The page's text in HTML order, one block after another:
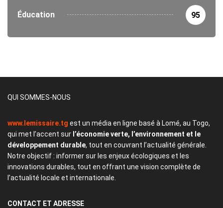
Éducation 95
QUI SOMMES-NOUS
www.lemissaire.tg est un média en ligne basé à Lomé, au Togo,
qui met l’accent sur l’économie verte, l’environnement et le
développement durable, tout en couvrant l’actualité générale.
Notre objectif : informer sur les enjeux écologiques et les
innovations durables, tout en offrant une vision complète de
l’actualité locale et internationale.
CONTACT ET ADRESSE